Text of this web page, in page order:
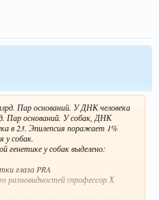
Пар оснований. У ДНК человека
Пар оснований. У собак, ДНК
в 23. Эпилепсия поражает 1%
у собак.
генетике у собак выделено:
глаза PRA
разновидностей (профессор Х.